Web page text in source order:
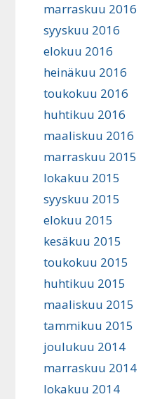
marraskuu 2016
syyskuu 2016
elokuu 2016
heinäkuu 2016
toukokuu 2016
huhtikuu 2016
maaliskuu 2016
marraskuu 2015
lokakuu 2015
syyskuu 2015
elokuu 2015
kesäkuu 2015
toukokuu 2015
huhtikuu 2015
maaliskuu 2015
tammikuu 2015
joulukuu 2014
marraskuu 2014
lokakuu 2014